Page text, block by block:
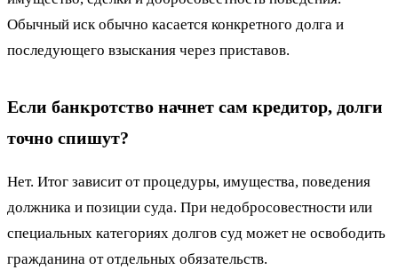
Обычный иск обычно касается конкретного долга и
последующего взыскания через приставов.
Если банкротство начнет сам кредитор, долги
точно спишут?
Нет. Итог зависит от процедуры, имущества, поведения
должника и позиции суда. При недобросовестности или
специальных категориях долгов суд может не освободить
гражданина от отдельных обязательств.